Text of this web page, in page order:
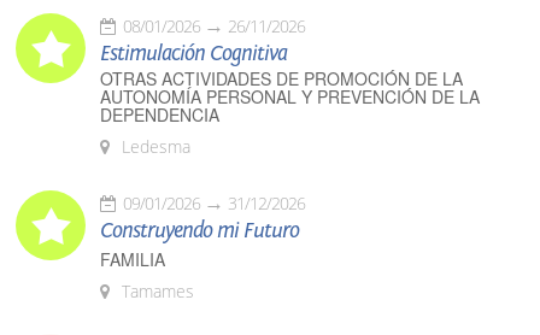
08/01/2026 26/11/2026
Estimulación Cognitiva
OTRAS ACTIVIDADES DE PROMOCIÓN DE LA
AUTONOMÍA PERSONAL Y PREVENCIÓN DE LA
DEPENDENCIA
Ledesma
09/01/2026 31/12/2026
Construyendo mi Futuro
FAMILIA
Tamames